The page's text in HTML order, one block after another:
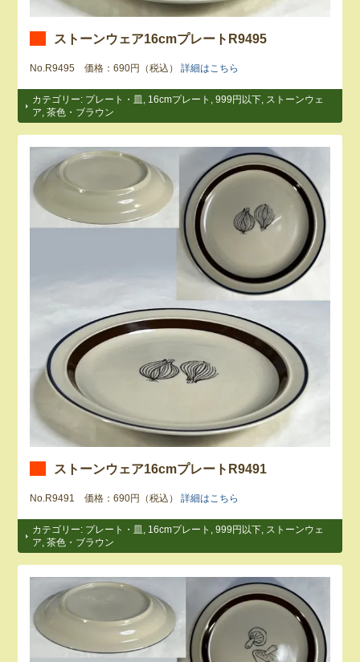
ストーンウェア16cmプレートR9495
No.R9495 価格：690円（税込）詳細はこちら
カテゴリー: プレート・皿 , 16cmプレート ,999円以下 , ストーンウェ
ア,茶色・ブラウン
ストーンウェア16cmプレートR9491
No.R9491 価格：690円（税込）詳細はこちら
カテゴリー: プレート・皿 16cmプレート ,999円以下
ストーンウェ
ア ,茶色・ブラウン